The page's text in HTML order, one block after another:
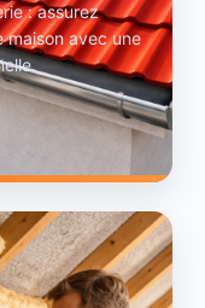
: assurez
maison avec une